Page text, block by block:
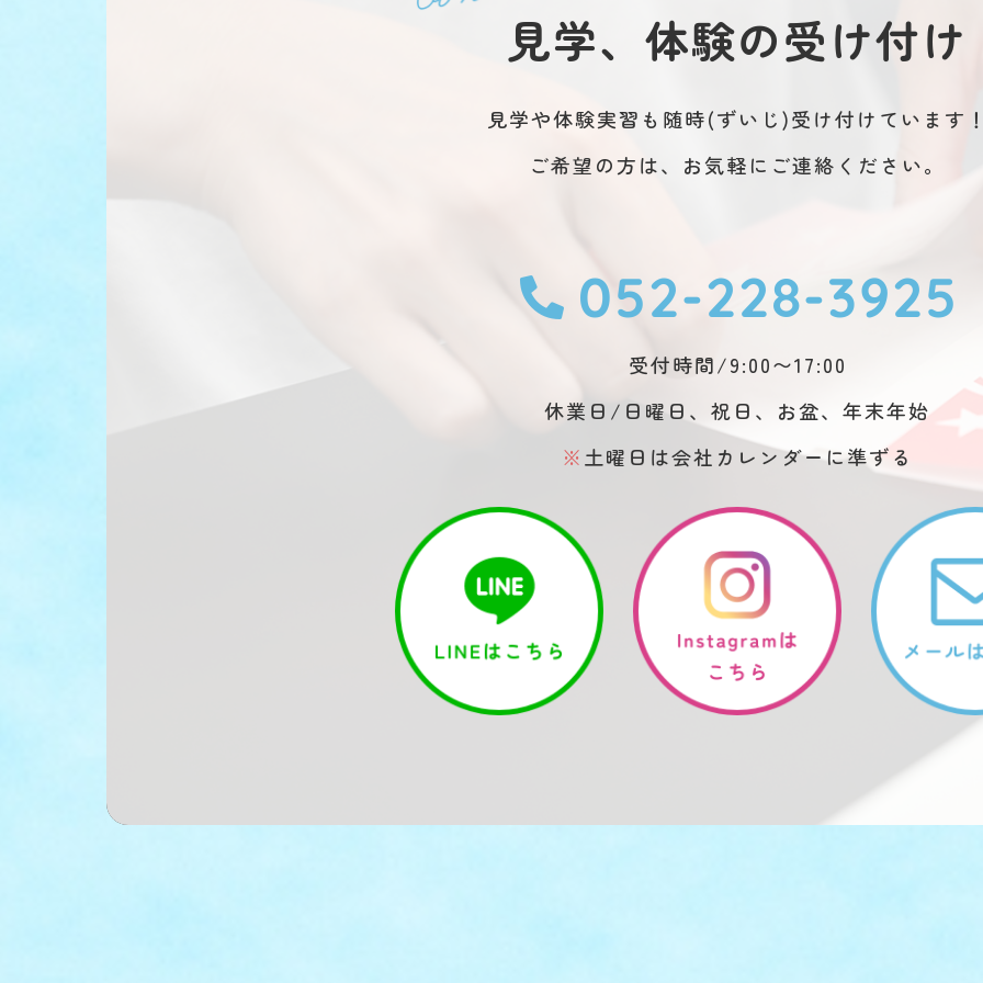
見学、体験の受け付け
見学や体験実習も随時(ずいじ)受け付けています
ご希望の方は、お気軽にご連絡ください。
052-228-3925
受付時間/9:00〜17:00
休業日/日曜日、祝日、お盆、年末年始
※ 土曜日は会社カレンダーに準ずる